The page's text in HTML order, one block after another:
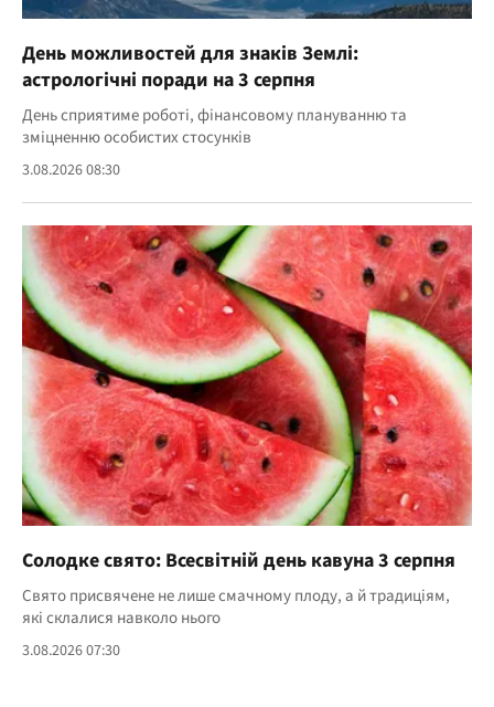
День можливостей для знаків Землі:
астрологічні поради на 3 серпня
День сприятиме роботі, фінансовому плануванню та
зміцненню особистих стосунків
3.08.2026 08:30
Солодке свято: Всесвітній день кавуна 3 серпня
Свято присвячене не лише смачному плоду, а й традиціям,
які склалися навколо нього
3.08.2026 07:30